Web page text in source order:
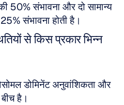
50% संभावना और दो सामान्य
संभावना होती है।
से किस प्रकार भिन्न
डोमिनेंट अनुवांशिकता और
है।